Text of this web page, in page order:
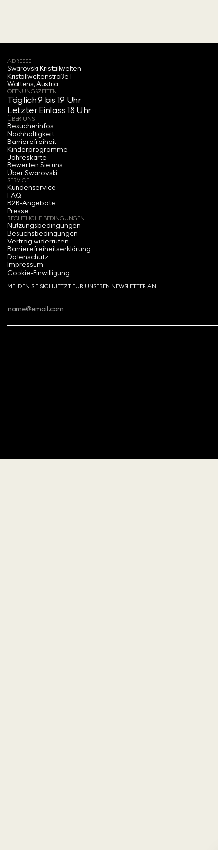
ADRESSE
Swarovski Kristallwelten‍
Kristallweltenstraße 1
Wattens, Austria
ÖFFNUNGSZEITEN
Täglich 9 bis 19 Uhr
Letzter Einlass 18 Uhr
ÜBER UNS
Besucherinfos
Nachhaltigkeit
Barrierefreiheit
Kinderprogramme
Jahreskarte
Bewerten Sie uns
Über Swarovski
SERVICE
Kundenservice
FAQ
B2B-Angebote
Presse
RECHTLICHE BEDINGUNGEN
Nutzungsbedingungen
Besuchsbedingungen
Vertrag widerrufen
Barrierefreiheitserklärung
Datenschutz
Impressum
Cookie-Einwilligung
MELDEN SIE SICH JETZT FÜR UNSEREN NEWSLETTER AN